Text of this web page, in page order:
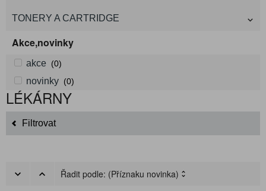
TONERY A CARTRIDGE
Akce,novinky
akce (0)
novinky (0)
LÉKÁRNY
Filtrovat
Řadit podle: (Příznaku novinka)